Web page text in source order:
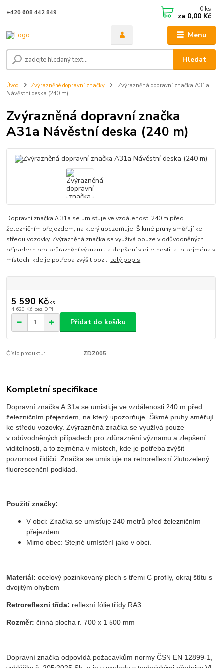
Menu
Hledat
+420 608 442 849 0 ks
za 0,00 Kč
Úvod Zvýrazněné dopravní značky
Zvýrazněná dopravní značka A31a
Návěstní deska (240 m)
Zvýrazněná dopravní značka
A31a Návěstní deska (240 m)
Dopravní značka A 31a se umisťuje ve vzdálenosti 240 m před
železničním přejezdem, na který upozorňuje. Šikmé pruhy směřují ke
středu vozovky. Zvýrazněná značka se využívá pouze v odůvodněných
případech pro zdůraznění významu a zlepšení viditelnosti, a to zejména v
místech, kde je potřeba zvýšit poz... celý popis
5 590 Kč/ks
4 620 Kč bez DPH
Přidat do košíku
Číslo produktu: ZDZ005
Kompletní specifikace
Dopravní značka A 31a se umisťuje ve vzdálenosti 240 m před
železničním přejezdem, na který upozorňuje. Šikmé pruhy směřují
ke středu vozovky. Zvýrazněná značka se využívá pouze
v odůvodněných případech pro zdůraznění významu a zlepšení
viditelnosti, a to zejména v místech, kde je potřeba zvýšit
pozornost řidičů. Značka se umisťuje na retroreflexní žlutozelený
fluorescenční podklad.
Použití značky:
V obci: Značka se umisťuje 240 metrů před železničním
přejezdem.
Mimo obec: Stejné umístění jako v obci.
Materiál:ocelový pozinkovaný plech s třemi C profily, okraj štítu s
dvojitým ohybem
Retroreflexní třída: reflexní fólie třídy RA3
Rozměr:činná plocha r. 700 x 1 500 mm
Dopravní značka odpovídá požadavkům normy ČSN EN 12899-1,